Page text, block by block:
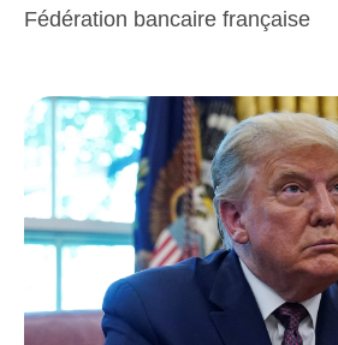
Fédération bancaire française